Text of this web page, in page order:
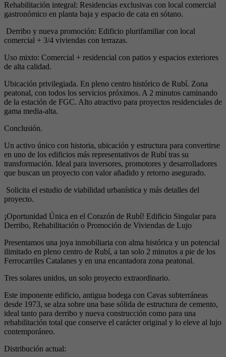
Rehabilitación integral: Residencias exclusivas con local comercial
gastronómico en planta baja y espacio de cata en sótano.
Derribo y nueva promoción: Edificio plurifamiliar con local
comercial + 3/4 viviendas con terrazas.
Uso mixto: Comercial + residencial con patios y espacios exteriores
de alta calidad.
Ubicación privilegiada. En pleno centro histórico de Rubí. Zona
peatonal, con todos los servicios próximos. A 2 minutos caminando
de la estación de FGC. Alto atractivo para proyectos residenciales de
gama media-alta.
Conclusión.
Un activo único con historia, ubicación y estructura para convertirse
en uno de los edificios más representativos de Rubí tras su
transformación. Ideal para inversores, promotores y desarrolladores
que buscan un proyecto con valor añadido y retorno asegurado.
Solicita el estudio de viabilidad urbanística y más detalles del
proyecto.
¡Oportunidad Única en el Corazón de Rubí! Edificio Singular para
Derribo, Rehabilitación o Promoción de Viviendas de Lujo
Presentamos una joya inmobiliaria con alma histórica y un potencial
ilimitado en pleno centro de Rubí, a tan solo 2 minutos a pie de los
Ferrocarriles Catalanes y en una encantadora zona peatonal.
Tres solares unidos, un solo proyecto extraordinario.
Este imponente edificio, antigua bodega con Cavas subterráneas
desde 1973, se alza sobre una base sólida de estructura de cemento,
ideal tanto para derribo y nueva construcción como para una
rehabilitación total que conserve el carácter original y lo eleve al lujo
contemporáneo.
Distribución actual: